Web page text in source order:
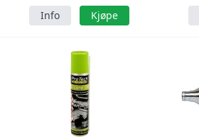
Info Kjøpe